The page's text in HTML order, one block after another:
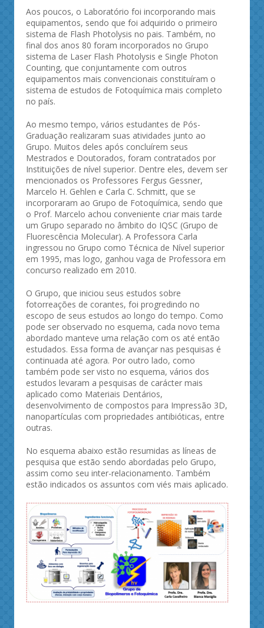
Aos poucos, o Laboratório foi incorporando mais
equipamentos, sendo que foi adquirido o primeiro
sistema de Flash Photolysis no pais. Também, no
final dos anos 80 foram incorporados no Grupo
sistema de Laser Flash Photolysis e Single Photon
Counting, que conjuntamente com outros
equipamentos mais convencionais constituíram o
sistema de estudos de Fotoquímica mais completo
no país.
Ao mesmo tempo, vários estudantes de Pós-
Graduação realizaram suas atividades junto ao
Grupo. Muitos deles após concluírem seus
Mestrados e Doutorados, foram contratados por
Instituições de nível superior. Dentre eles, devem ser
mencionados os Professores Fergus Gessner,
Marcelo H. Gehlen e Carla C. Schmitt, que se
incorporaram ao Grupo de Fotoquímica, sendo que
o Prof. Marcelo achou conveniente criar mais tarde
um Grupo separado no âmbito do IQSC (Grupo de
Fluorescência Molecular). A Professora Carla
ingressou no Grupo como Técnica de Nível superior
em 1995, mas logo, ganhou vaga de Professora em
concurso realizado em 2010.
O Grupo, que iniciou seus estudos sobre
fotorreações de corantes, foi progredindo no
escopo de seus estudos ao longo do tempo. Como
pode ser observado no esquema, cada novo tema
abordado manteve uma relação com os até então
estudados. Essa forma de avançar nas pesquisas é
continuada até agora. Por outro lado, como
também pode ser visto no esquema, vários dos
estudos levaram a pesquisas de carácter mais
aplicado como Materiais Dentários,
desenvolvimento de compostos para Impressão 3D,
nanopartículas com propriedades antibióticas, entre
outras.
No esquema abaixo estão resumidas as líneas de
pesquisa que estão sendo abordadas pelo Grupo,
assim como seu inter-relacionamento. Também
estão indicados os assuntos com viés mais aplicado.